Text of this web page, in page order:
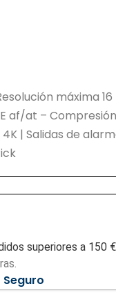
máxima
af/at –
4K | Salidas de
superiores a 150 €